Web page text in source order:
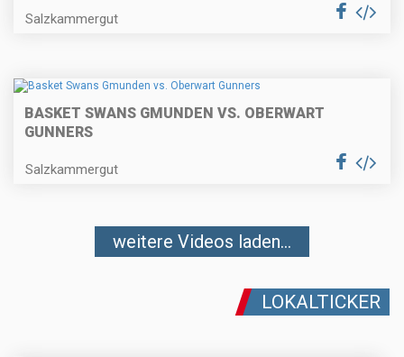
Salzkammergut
BASKET SWANS GMUNDEN VS. OBERWART
GUNNERS
Salzkammergut
weitere Videos laden...
LOKALTICKER